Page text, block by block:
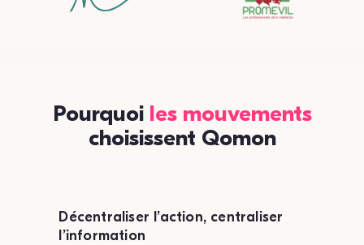
Pourquoi les mouvements
choisissent Qomon
Décentraliser l’action, centraliser
l’information